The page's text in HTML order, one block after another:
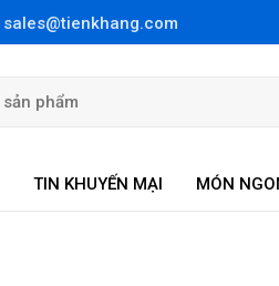
sales@tienkhang.com
TIN KHUYẾN MẠI MÓN